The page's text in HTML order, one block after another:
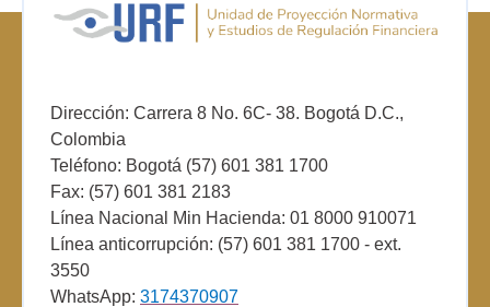
Dirección: Carrera 8 No. 6C- 38. Bogotá D.C.,
Colombia
Teléfono: Bogotá (57) 601 381 1700
Fax: (57) 601 381 2183
Línea Nacional Min Hacienda: 01 8000 910071
Línea anticorrupción: (57) 601 381 1700 - ext.
3550
WhatsApp: 3174370907